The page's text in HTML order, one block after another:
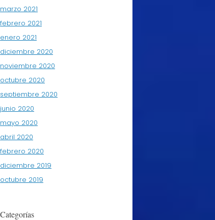
marzo 2021
febrero 2021
enero 2021
diciembre 2020
noviembre 2020
octubre 2020
septiembre 2020
junio 2020
mayo 2020
abril 2020
febrero 2020
diciembre 2019
octubre 2019
Categorías